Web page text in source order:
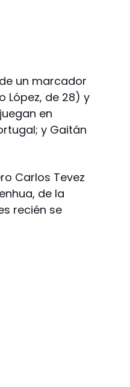
un marcador
López, de 28) y
en
y Gaitán
Carlos Tevez
de la
recién se